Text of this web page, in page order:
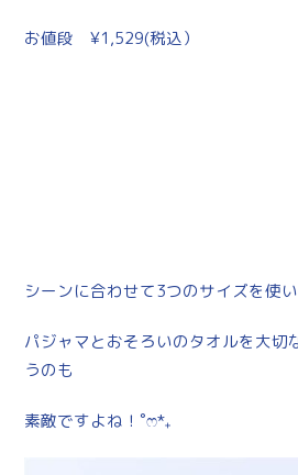
お値段 ¥1,529(税込）
シーンに合わせて3つのサイズを使い
パジャマとおそろいのタオルを大切
うのも
素敵ですよね！˚ෆ*₊